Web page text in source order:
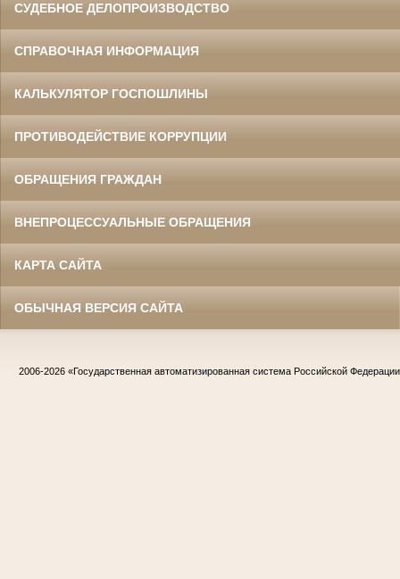
СУДЕБНОЕ ДЕЛОПРОИЗВОДСТВО
СПРАВОЧНАЯ ИНФОРМАЦИЯ
КАЛЬКУЛЯТОР ГОСПОШЛИНЫ
ПРОТИВОДЕЙСТВИЕ КОРРУПЦИИ
ОБРАЩЕНИЯ ГРАЖДАН
ВНЕПРОЦЕССУАЛЬНЫЕ ОБРАЩЕНИЯ
КАРТА САЙТА
ОБЫЧНАЯ ВЕРСИЯ САЙТА
2006-2026 «Государственная автоматизированная система Российской